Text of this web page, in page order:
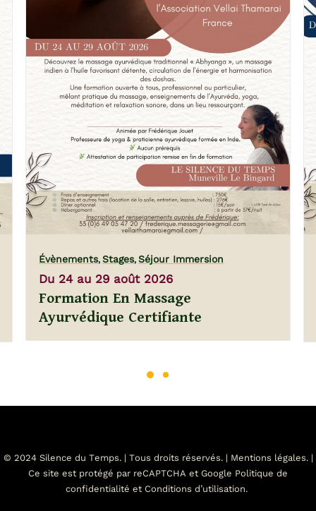
Évènements, Stages, Séjour Immersion
Du 24 au 29 août 2026
Formation En Massage
Ayurvédique Certifiante
© 2024 Silence du Temps. | Tous droits réservés. | Mentions légales. |
Ce site est protégé par reCAPTCHA et Google Politique de
confidentialité et Conditions d’utilisation.